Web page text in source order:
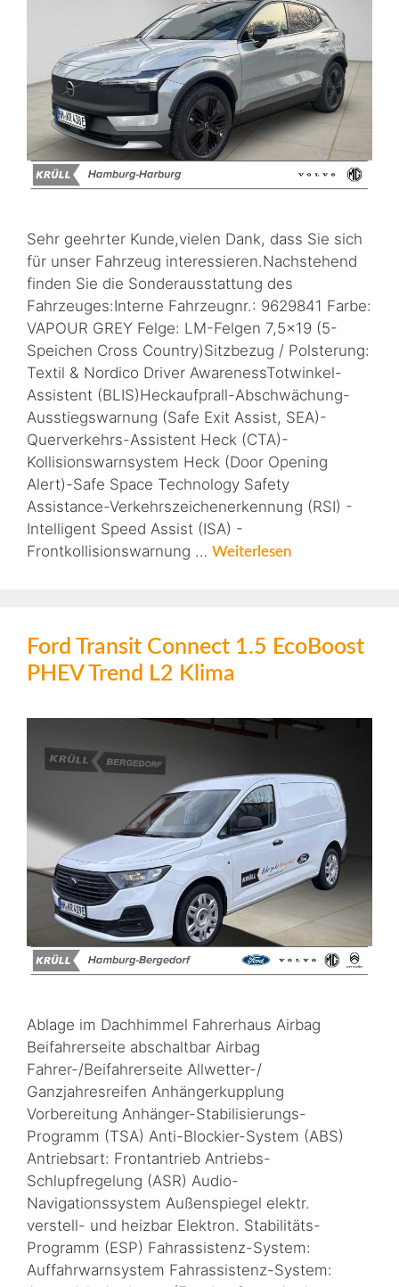
Sehr geehrter Kunde,vielen Dank, dass Sie sich
für unser Fahrzeug interessieren.Nachstehend
finden Sie die Sonderausstattung des
Fahrzeuges:Interne Fahrzeugnr.: 9629841 Farbe:
VAPOUR GREY Felge: LM-Felgen 7,5×19 (5-
Speichen Cross Country)Sitzbezug / Polsterung:
Textil & Nordico Driver AwarenessTotwinkel-
Assistent (BLIS)Heckaufprall-Abschwächung-
Ausstiegswarnung (Safe Exit Assist, SEA)-
Querverkehrs-Assistent Heck (CTA)-
Kollisionswarnsystem Heck (Door Opening
Alert)-Safe Space Technology Safety
Assistance-Verkehrszeichenerkennung (RSI) -
Intelligent Speed Assist (ISA) -
Frontkollisionswarnung … Weiterlesen
Ford Transit Connect 1.5 EcoBoost
PHEV Trend L2 Klima
Ablage im Dachhimmel Fahrerhaus Airbag
Beifahrerseite abschaltbar Airbag
Fahrer-/Beifahrerseite Allwetter-/
Ganzjahresreifen Anhängerkupplung
Vorbereitung Anhänger-Stabilisierungs-
Programm (TSA) Anti-Blockier-System (ABS)
Antriebsart: Frontantrieb Antriebs-
Schlupfregelung (ASR) Audio-
Navigationssystem Außenspiegel elektr.
verstell- und heizbar Elektron. Stabilitäts-
Programm (ESP) Fahrassistenz-System:
Auffahrwarnsystem Fahrassistenz-System: